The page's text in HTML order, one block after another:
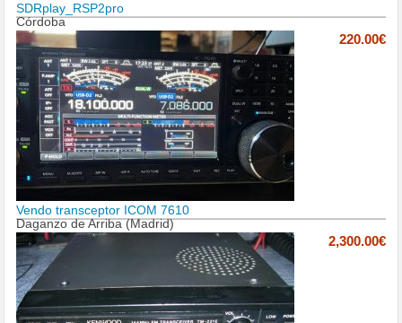
SDRplay_RSP2pro
Córdoba
220.00€
Vendo transceptor ICOM 7610
Daganzo de Arriba (Madrid)
2,300.00€